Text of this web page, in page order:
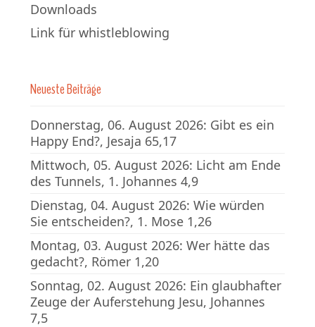
Downloads
Link für whistleblowing
Neueste Beiträge
Donnerstag, 06. August 2026: Gibt es ein
Happy End?, Jesaja 65,17
Mittwoch, 05. August 2026: Licht am Ende
des Tunnels, 1. Johannes 4,9
Dienstag, 04. August 2026: Wie würden
Sie entscheiden?, 1. Mose 1,26
Montag, 03. August 2026: Wer hätte das
gedacht?, Römer 1,20
Sonntag, 02. August 2026: Ein glaubhafter
Zeuge der Auferstehung Jesu, Johannes
7,5